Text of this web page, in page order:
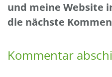
und meine Website
die nächste